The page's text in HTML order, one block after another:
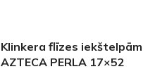
Klinkera flīzes iekštelpām
AZTECA PERLA 17×52